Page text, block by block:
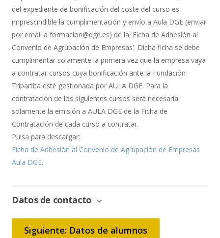
del expediente de bonificación del coste del curso es
imprescindible la cumplimentación y envío a Aula DGE (enviar
por email a formacion@dge.es) de la 'Ficha de Adhesión al
Convenio de Agrupación de Empresas'. Dicha ficha se debe
cumplimentar solamente la primera vez que la empresa vaya
a contratar cursos cuya bonificación ante la Fundación
Tripartita esté gestionada por AULA DGE. Para la
contratación de los siguientes cursos será necesaria
solamente la emisión a AULA DGE de la Ficha de
Contratación de cada curso a contratar.
Pulsa para descargar:
Ficha de Adhesión al Convenio de Agrupación de Empresas
Aula DGE.
Datos de contacto
Siguiente: Datos de alumnos